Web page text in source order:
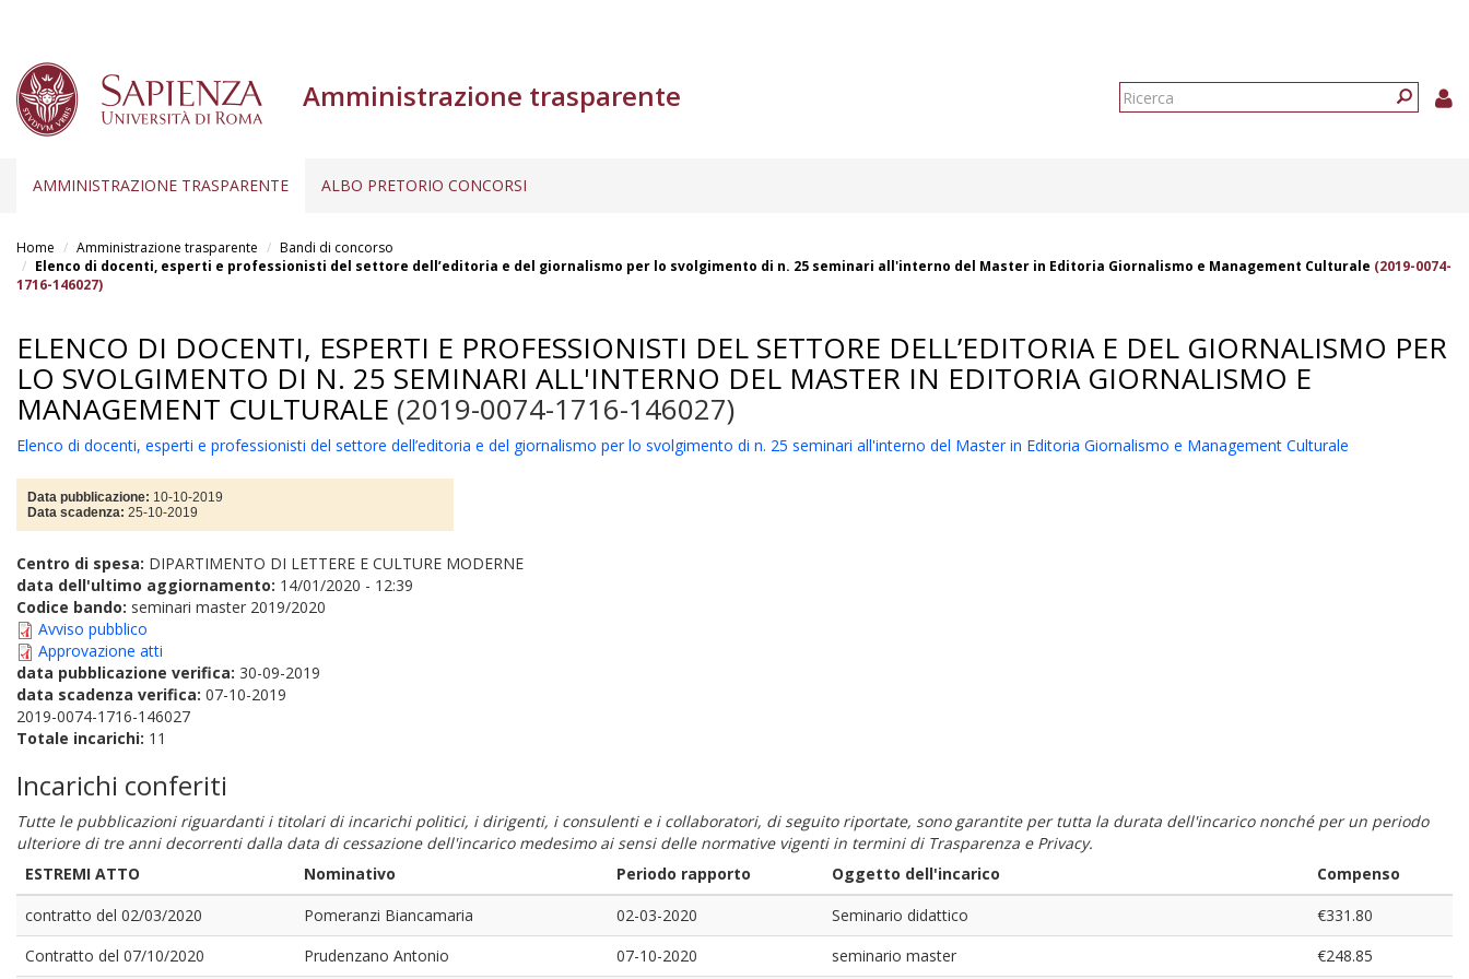
contenuto
principale
Amministrazione trasparente
Form
AMMINISTRAZIONE TRASPARENTE ALBO PRETORIO CONCORSI
Home Amministrazione trasparente
Bandi di concorso
Elenco di docenti, esperti e professionisti del settore dell’editoria e del giornalismo per lo svolgimento di n. 25 seminari all'interno del Master in Editoria Giornalismo e Management Culturale (2019-0074-
1716-146027)
ELENCO DI DOCENTI, ESPERTI E PROFESSIONISTI DEL SETTORE DELL’EDITORIA E DEL GIORNALISMO PER
LO SVOLGIMENTO DI N. 25 SEMINARI ALL'INTERNO DEL MASTER IN EDITORIA GIORNALISMO E
MANAGEMENT CULTURALE (2019-0074-1716-146027)
Elenco di docenti, esperti e professionisti del settore dell’editoria e del giornalismo per lo svolgimento di n. 25 seminari all'interno del Master in Editoria Giornalismo e Management Culturale
Data pubblicazione: 10-10-2019
Data scadenza: 25-10-2019
Centro di spesa: DIPARTIMENTO DI LETTERE E CULTURE MODERNE
data dell'ultimo aggiornamento: 14/01/2020 - 12:39
Codice bando: seminari master 2019/2020
Avviso pubblico
Approvazione atti
data pubblicazione verifica: 30-09-2019
data scadenza verifica: 07-10-2019
2019-0074-1716-146027
Totale incarichi: 11
Incarichi conferiti
Tutte le pubblicazioni riguardanti i titolari di incarichi politici, i dirigenti, i consulenti e i collaboratori, di seguito riportate, sono garantite per tutta la durata dell'incarico nonché per un periodo
ulteriore di tre anni decorrenti dalla data di cessazione dell'incarico medesimo ai sensi delle normative vigenti in termini di Trasparenza e Privacy.
ESTREMI ATTO
Nominativo Periodo rapporto Oggetto dell'incarico
Compenso
contratto del 02/03/2020
Pomeranzi Biancamaria 02-03-2020 Seminario didattico
€331.80
Contratto del 07/10/2020
Prudenzano Antonio 07-10-2020 seminario master €248.85